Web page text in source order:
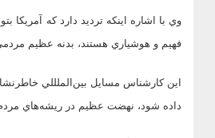
وي با اشاره اينكه ترديد دارد كه
فهيم و هوشياري هستند، بدنه عظيم
اين كارشناس مسايل بين‌الملللي
داده شود، نهضت عظيم در ريشه‌هاي